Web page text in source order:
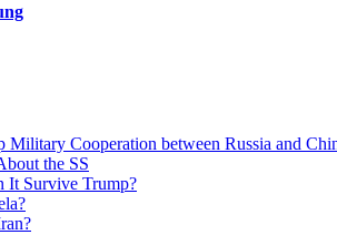
Cooperation between Russia and
the SS
It Survive Trump?